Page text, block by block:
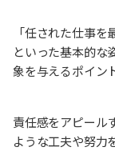
「任された仕事
といった基本的な
象を与えるポイン
責任感をアピール
ような工夫や努力